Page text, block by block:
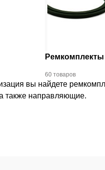
60 товаров
вы найдете
также направляющие.